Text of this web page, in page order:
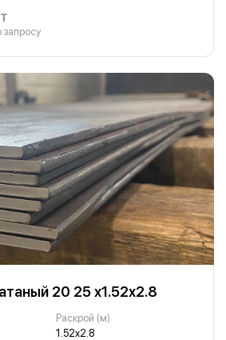
запросу
20 25 х1.52х2.8
Раскрой (м)
1.52х2.8